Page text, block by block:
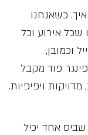
כשאנחנו
שכל אירוע וכל
וכמובן,
פוד מקבל
ויפיפיות.
אחד יכיל